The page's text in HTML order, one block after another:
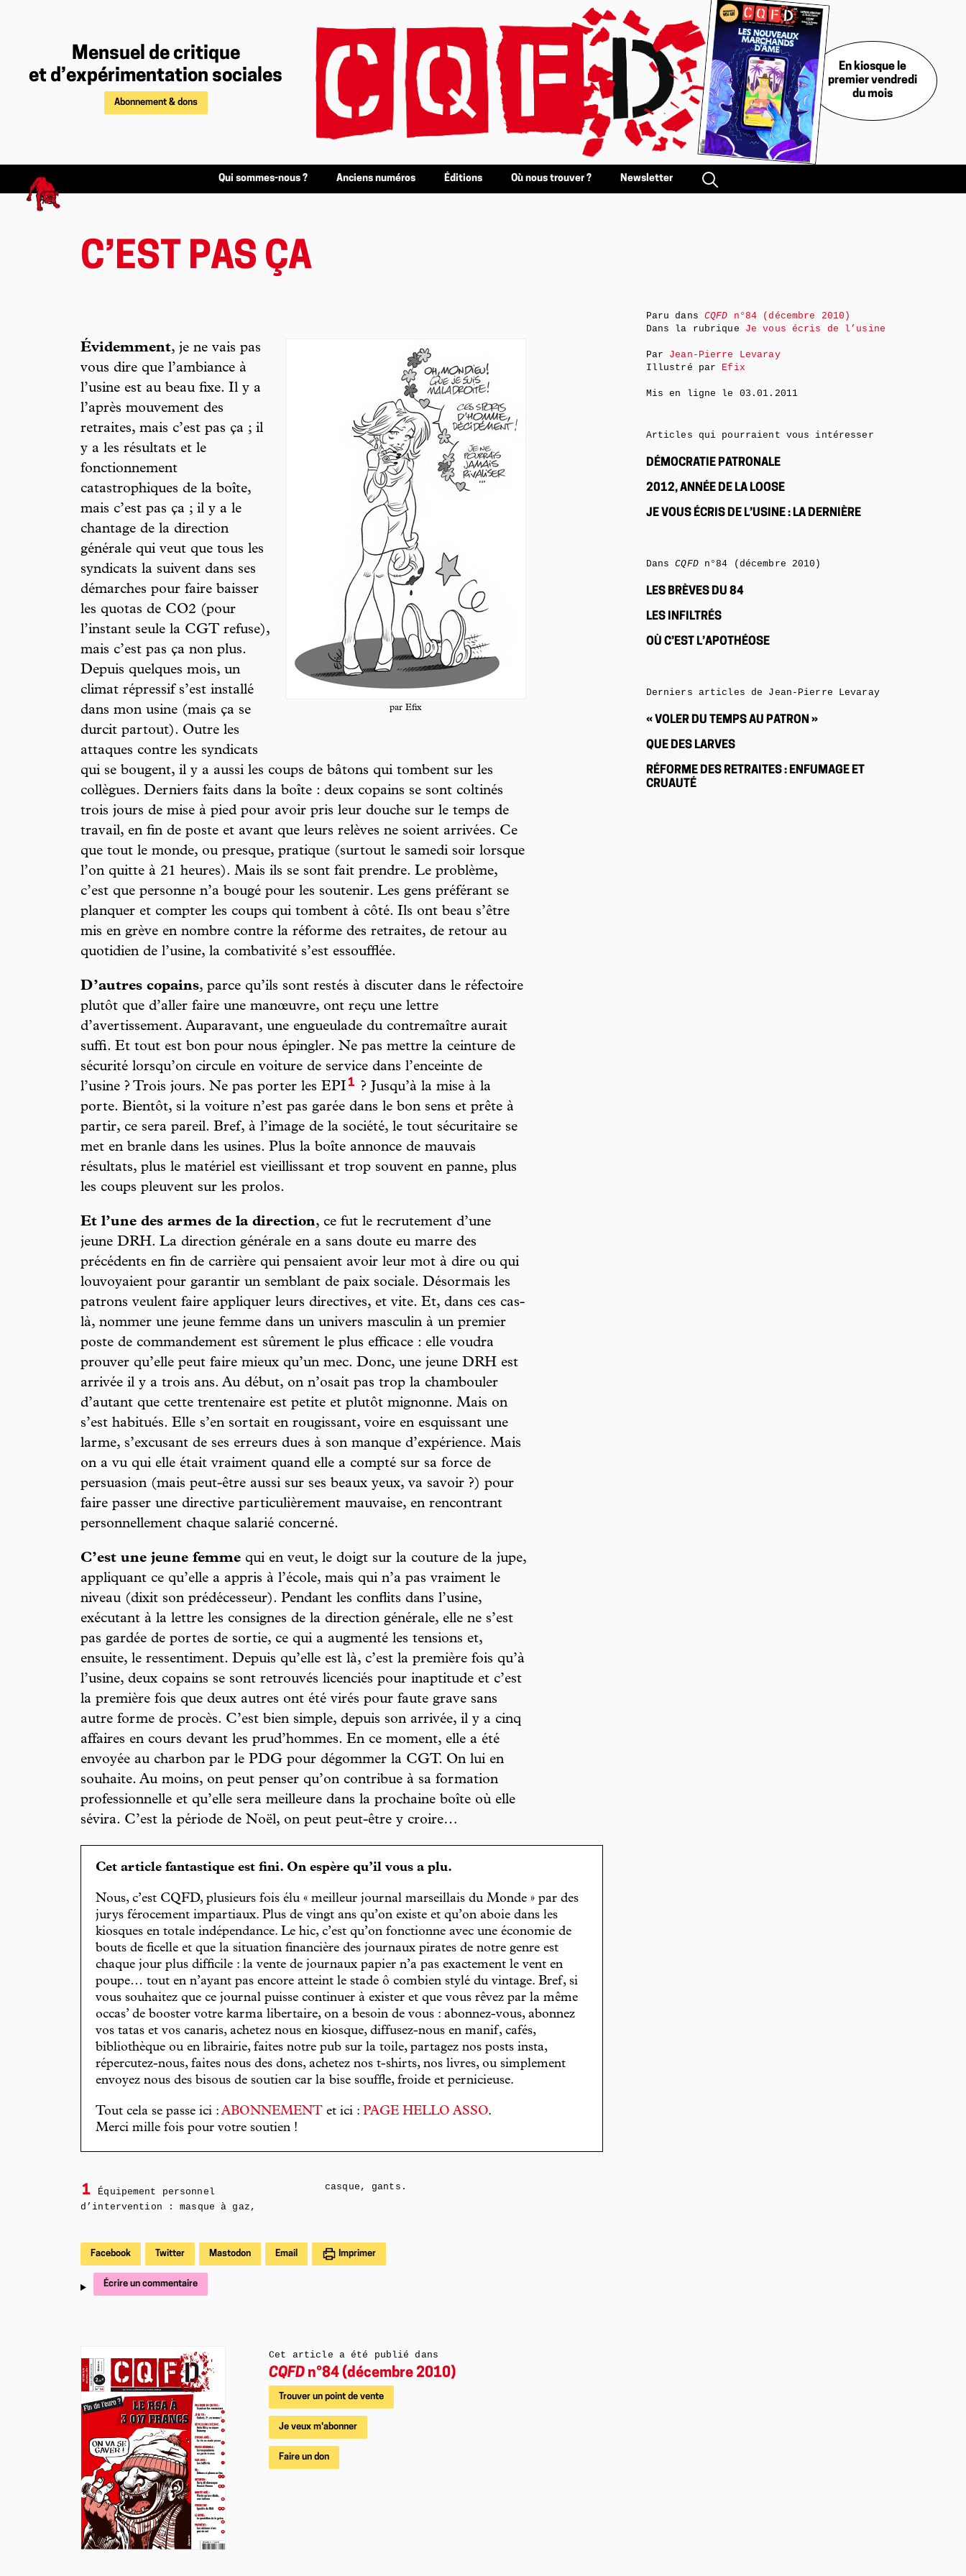
Mensuel de critique
et d’expérimentation sociales
Abonnement & dons
En kiosque le
premier vendredi
du mois
Qui sommes-nous ? Anciens numéros Éditions Où nous trouver ? Newsletter
C’EST PAS ÇA
par Efix
Évidemment, je ne vais pas
vous dire que l’ambiance à
l’usine est au beau fixe. Il y a
l’après mouvement des
retraites, mais c’est pas ça ; il
y a les résultats et le
fonctionnement
catastrophiques de la boîte,
mais c’est pas ça ; il y a le
chantage de la direction
générale qui veut que tous les
syndicats la suivent dans ses
démarches pour faire baisser
les quotas de CO2 (pour
l’instant seule la CGT refuse),
mais c’est pas ça non plus.
Depuis quelques mois, un
climat répressif s’est installé
dans mon usine (mais ça se
durcit partout). Outre les
attaques contre les syndicats
qui se bougent, il y a aussi les coups de bâtons qui tombent sur les
collègues. Derniers faits dans la boîte : deux copains se sont coltinés
trois jours de mise à pied pour avoir pris leur douche sur le temps de
travail, en fin de poste et avant que leurs relèves ne soient arrivées. Ce
que tout le monde, ou presque, pratique (surtout le samedi soir lorsque
l’on quitte à 21 heures). Mais ils se sont fait prendre. Le problème,
c’est que personne n’a bougé pour les soutenir. Les gens préférant se
planquer et compter les coups qui tombent à côté. Ils ont beau s’être
mis en grève en nombre contre la réforme des retraites, de retour au
quotidien de l’usine, la combativité s’est essoufflée.
D’autres copains, parce qu’ils sont restés à discuter dans le réfectoire
plutôt que d’aller faire une manœuvre, ont reçu une lettre
d’avertissement. Auparavant, une engueulade du contremaître aurait
suffi. Et tout est bon pour nous épingler. Ne pas mettre la ceinture de
sécurité lorsqu’on circule en voiture de service dans l’enceinte de
l’usine ? Trois jours. Ne pas porter les EPI1
? Jusqu’à la mise à la
porte. Bientôt, si la voiture n’est pas garée dans le bon sens et prête à
partir, ce sera pareil. Bref, à l’image de la société, le tout sécuritaire se
met en branle dans les usines. Plus la boîte annonce de mauvais
résultats, plus le matériel est vieillissant et trop souvent en panne, plus
les coups pleuvent sur les prolos.
Et l’une des armes de la direction, ce fut le recrutement d’une
jeune DRH. La direction générale en a sans doute eu marre des
précédents en fin de carrière qui pensaient avoir leur mot à dire ou qui
louvoyaient pour garantir un semblant de paix sociale. Désormais les
patrons veulent faire appliquer leurs directives, et vite. Et, dans ces cas-
là, nommer une jeune femme dans un univers masculin à un premier
poste de commandement est sûrement le plus efficace : elle voudra
prouver qu’elle peut faire mieux qu’un mec. Donc, une jeune DRH est
arrivée il y a trois ans. Au début, on n’osait pas trop la chambouler
d’autant que cette trentenaire est petite et plutôt mignonne. Mais on
s’est habitués. Elle s’en sortait en rougissant, voire en esquissant une
larme, s’excusant de ses erreurs dues à son manque d’expérience. Mais
on a vu qui elle était vraiment quand elle a compté sur sa force de
persuasion (mais peut-être aussi sur ses beaux yeux, va savoir ?) pour
faire passer une directive particulièrement mauvaise, en rencontrant
personnellement chaque salarié concerné.
C’est une jeune femme qui en veut, le doigt sur la couture de la jupe,
appliquant ce qu’elle a appris à l’école, mais qui n’a pas vraiment le
niveau (dixit son prédécesseur). Pendant les conflits dans l’usine,
exécutant à la lettre les consignes de la direction générale, elle ne s’est
pas gardée de portes de sortie, ce qui a augmenté les tensions et,
ensuite, le ressentiment. Depuis qu’elle est là, c’est la première fois qu’à
l’usine, deux copains se sont retrouvés licenciés pour inaptitude et c’est
la première fois que deux autres ont été virés pour faute grave sans
autre forme de procès. C’est bien simple, depuis son arrivée, il y a cinq
affaires en cours devant les prud’hommes. En ce moment, elle a été
envoyée au charbon par le PDG pour dégommer la CGT. On lui en
souhaite. Au moins, on peut penser qu’on contribue à sa formation
professionnelle et qu’elle sera meilleure dans la prochaine boîte où elle
sévira. C’est la période de Noël, on peut peut-être y croire…
Cet article fantastique est fini. On espère qu’il vous a plu.
Nous, c’est CQFD, plusieurs fois élu « meilleur journal marseillais du Monde » par des
jurys férocement impartiaux. Plus de vingt ans qu’on existe et qu’on aboie dans les
kiosques en totale indépendance. Le hic, c’est qu’on fonctionne avec une économie de
bouts de ficelle et que la situation financière des journaux pirates de notre genre est
chaque jour plus difficile : la vente de journaux papier n’a pas exactement le vent en
poupe… tout en n’ayant pas encore atteint le stade ô combien stylé du vintage. Bref, si
vous souhaitez que ce journal puisse continuer à exister et que vous rêvez par la même
occas’ de booster votre karma libertaire, on a besoin de vous : abonnez-vous, abonnez
vos tatas et vos canaris, achetez nous en kiosque, diffusez-nous en manif, cafés,
bibliothèque ou en librairie, faites notre pub sur la toile, partagez nos posts insta,
répercutez-nous, faites nous des dons, achetez nos t-shirts, nos livres, ou simplement
envoyez nous des bisous de soutien car la bise souffle, froide et pernicieuse.
Tout cela se passe ici : ABONNEMENT et ici : PAGE HELLO ASSO.
Merci mille fois pour votre soutien !
1
Équipement personnel
d’intervention : masque à gaz,
casque, gants.
Facebook Twitter Mastodon Email Imprimer
Écrire un commentaire
Cet article a été publié dans
CQFD n°84 (décembre 2010)
Trouver un point de vente
Je veux m'abonner
Faire un don
Paru dans CQFD n°84 (décembre 2010)
Dans la rubrique Je vous écris de l’usine
Par Jean-Pierre Levaray
Illustré par Efix
Mis en ligne le 03.01.2011
Articles qui pourraient vous intéresser
DÉMOCRATIE PATRONALE
2012, ANNÉE DE LA LOOSE
JE VOUS ÉCRIS DE L’USINE : LA DERNIÈRE
DansCQFDn°84 (décembre 2010)
LES BRÈVES DU 84
LES INFILTRÉS
OÙ C’EST L’APOTHÉOSE
Derniers articles de Jean-Pierre Levaray
« VOLER DU TEMPS AU PATRON »
QUE DES LARVES
RÉFORME DES RETRAITES : ENFUMAGE ET
CRUAUTÉ